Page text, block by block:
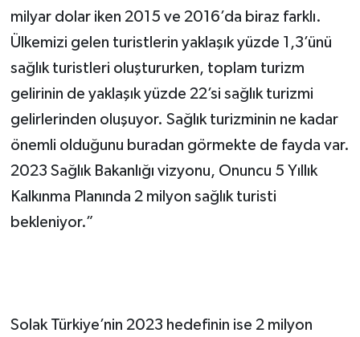
milyar dolar iken 2015 ve 2016’da biraz farklı.
Ülkemizi gelen turistlerin yaklaşık yüzde 1,3’ünü
sağlık turistleri oluştururken, toplam turizm
gelirinin de yaklaşık yüzde 22’si sağlık turizmi
gelirlerinden oluşuyor. Sağlık turizminin ne kadar
önemli olduğunu buradan görmekte de fayda var.
2023 Sağlık Bakanlığı vizyonu, Onuncu 5 Yıllık
Kalkınma Planında 2 milyon sağlık turisti
bekleniyor.”
Solak Türkiye’nin 2023 hedefinin ise 2 milyon